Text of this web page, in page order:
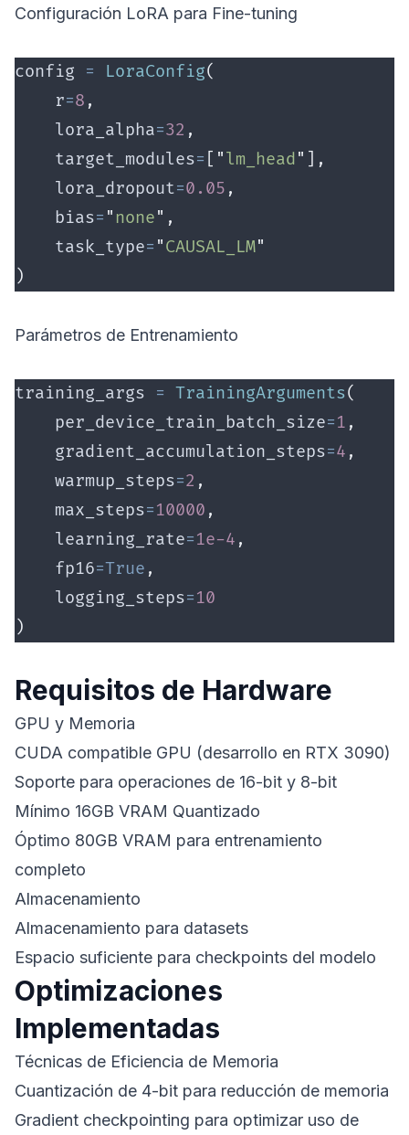
Configuración LoRA para Fine-tuning
config = LoraConfig(
    r
=8 ,
    lora_alpha
=32 ,
    target_modules
= [ "lm_head" ],
    lora_dropout
=0.05 ,
    bias
= " none" ,
    task_type
= "CAUSAL_LM"
)
Parámetros de Entrenamiento
training_args = TrainingArguments(
    per_device_train_batch_size
=1 ,
    gradient_accumulation_steps
=4 ,
    warmup_steps
=2 ,
    max_steps
=10000 ,
    learning_rate
=1e-4 ,
    fp16
=True ,
    logging_steps
=10
)
Requisitos de Hardware
GPU y Memoria
CUDA compatible GPU (desarrollo en RTX 3090)
Soporte para operaciones de 16-bit y 8-bit
Mínimo 16GB VRAM Quantizado
Óptimo 80GB VRAM para entrenamiento
completo
Almacenamiento
Almacenamiento para datasets
Espacio suficiente para checkpoints del modelo
Optimizaciones
Implementadas
Técnicas de Eficiencia de Memoria
Cuantización de 4-bit para reducción de memoria
Gradient checkpointing para optimizar uso de